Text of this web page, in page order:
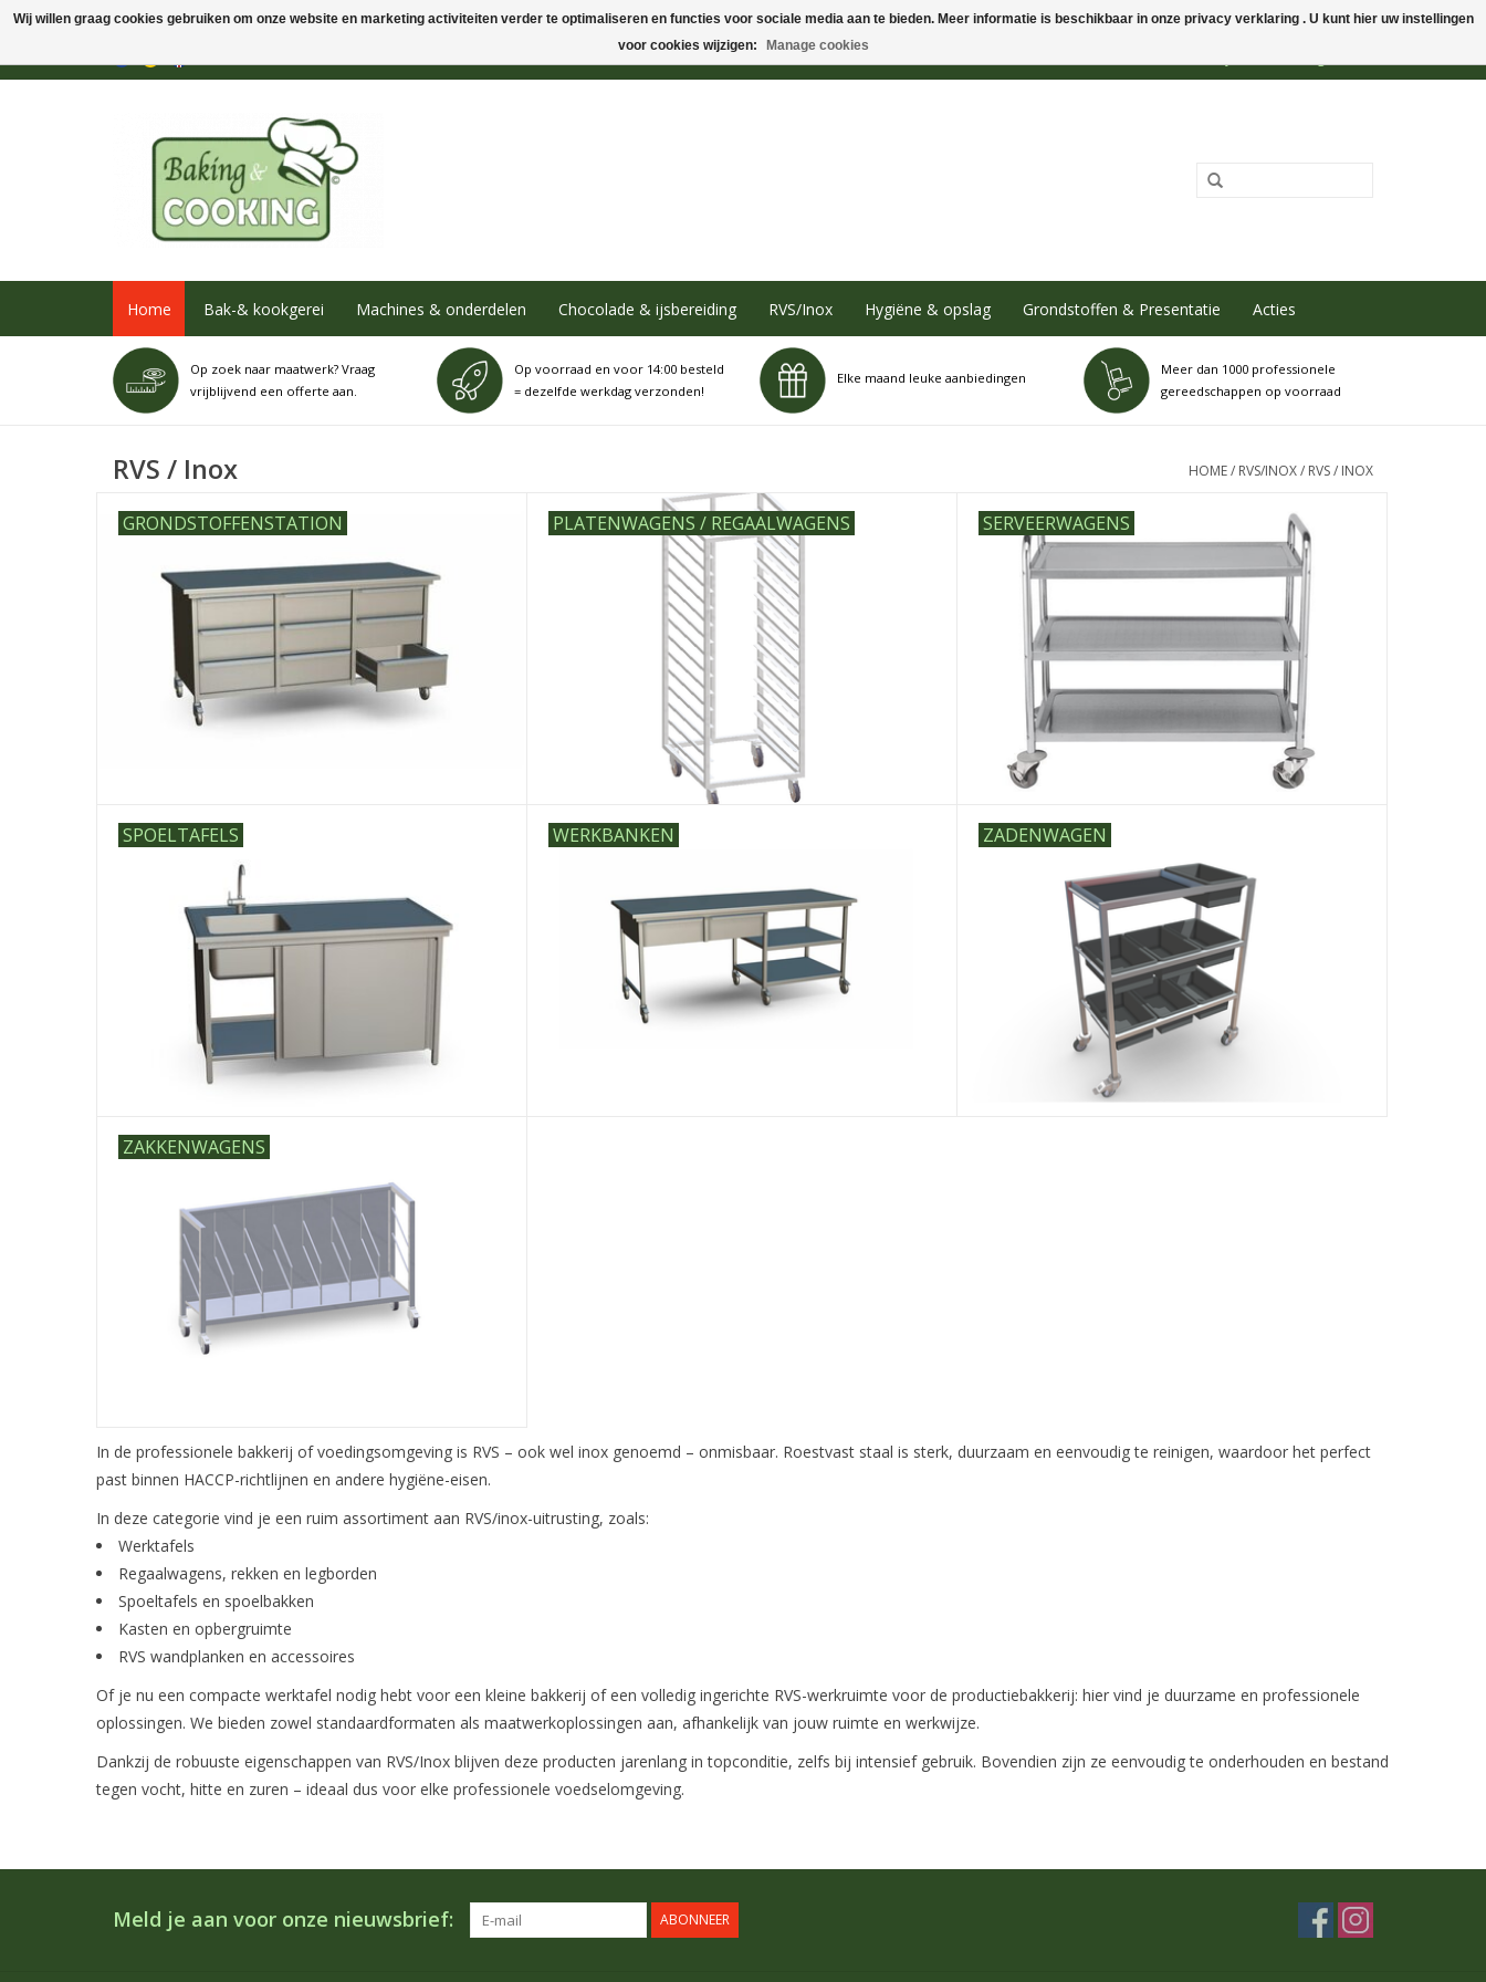
Home Bak-& kookgerei Machines & onderdelen Chocolade & ijsbereiding RVS/Inox Hygiëne & opslag Grondstoffen & Presentatie Acties
Op zoek naar maatwerk? Vraag
vrijblijvend een offerte aan.
Op voorraad en voor 14:00 besteld
= dezelfde werkdag verzonden!
Elke maand leuke aanbiedingen
Meer dan 1000 professionele
gereedschappen op voorraad
RVS / Inox HOME/ RVS/INOX/ RVS / INOX
GRONDSTOFFENSTATION PLATENWAGENS / REGAALWAGENS SERVEERWAGENS
SPOELTAFELS WERKBANKEN ZADENWAGEN
ZAKKENWAGENS
In de professionele bakkerij of voedingsomgeving is RVS – ook wel inox genoemd – onmisbaar. Roestvast staal is sterk, duurzaam en eenvoudig te reinigen, waardoor het perfect
past binnen HACCP-richtlijnen en andere hygiëne-eisen.
In deze categorie vind je een ruim assortiment aan RVS/inox-uitrusting, zoals:
Werktafels
Regaalwagens, rekken en legborden
Spoeltafels en spoelbakken
Kasten en opbergruimte
RVS wandplanken en accessoires
Of je nu een compacte werktafel nodig hebt voor een kleine bakkerij of een volledig ingerichte RVS-werkruimte voor de productiebakkerij: hier vind je duurzame en professionele
oplossingen. We bieden zowel standaardformaten als maatwerkoplossingen aan, afhankelijk van jouw ruimte en werkwijze.
Dankzij de robuuste eigenschappen van RVS/Inox blijven deze producten jarenlang in topconditie, zelfs bij intensief gebruik. Bovendien zijn ze eenvoudig te onderhouden en bestand
tegen vocht, hitte en zuren – ideaal dus voor elke professionele voedselomgeving.
Meld je aan voor onze nieuwsbrief: ABONNEER
Wij willen graag cookies gebruiken om onze website en marketing activiteiten verder te optimaliseren en functies voor sociale media aan te bieden. Meer informatie is beschikbaar in onze privacy verklaring . U kunt hier uw instellingen
voor cookies wijzigen:
Manage cookies